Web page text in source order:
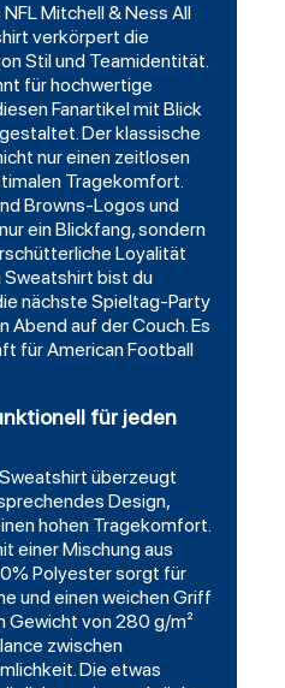
Mitchell & Ness All
verkörpert die
Stil und Teamidentität.
für hochwertige
Fanartikel mit Blick
Der klassische
nur einen zeitlosen
Tragekomfort.
Browns-Logos und
ein Blickfang, sondern
Loyalität
Sweatshirt bist du
nächste Spieltag-Party
Abend auf der Couch. Es
für American Football
für jeden
überzeugt
Design,
hohen Tragekomfort.
einer Mischung aus
Polyester sorgt für
und einen weichen Griff
Gewicht von 280 g/m²
zwischen
Die etwas